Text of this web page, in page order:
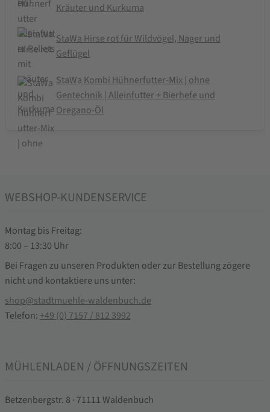
Kräuter und Kurkuma
StaWa Hirse rot für Wildvögel, Nager und
Geflügel
StaWa Kombi Hühnerfutter-Mix | ohne
Gentechnik | Alleinfutter + Bierhefe und
Oregano-Öl
WEBSHOP-KUNDENSERVICE
Montag bis Freitag:
8:00 – 13:30 Uhr
Bei Fragen zu unseren Produkten oder zur Bestellung zögere
nicht und kontaktiere uns unter:
shop@stadtmuehle-waldenbuch.de
Telefon: +49 (0) 7157 / 812 3992
MÜHLENLADEN / ÖFFNUNGSZEITEN
Betzenbergstr. 8 · 71111 Waldenbuch